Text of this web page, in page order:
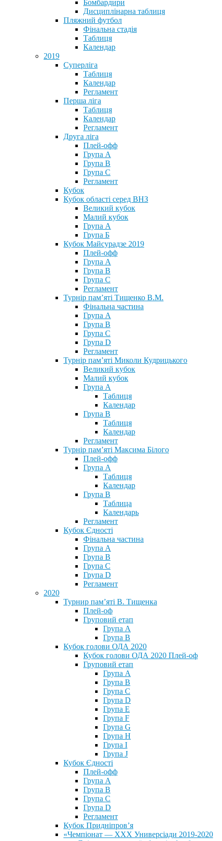
Бомбардири
Дисциплінарна таблиця
Пляжний футбол
Фінальна стадія
Таблиця
Календар
2019
Суперліга
Таблиця
Календар
Регламент
Перша ліга
Таблиця
Календар
Регламент
Друга ліга
Плей-офф
Група А
Група В
Група С
Регламент
Кубок
Кубок області серед ВНЗ
Великий кубок
Малий кубок
Група А
Група Б
Кубок Майсурадзе 2019
Плей-офф
Група А
Група В
Група С
Регламент
Турнір пам’яті Тищенко В.М.
Фінальна частина
Група А
Група В
Група С
Група D
Регламент
Турнір пам’яті Миколи Кудрицького
Великий кубок
Малий кубок
Група А
Таблиця
Календар
Група В
Таблиця
Календар
Регламент
Турнір пам’яті Максима Білого
Плей-офф
Група А
Таблиця
Календар
Група В
Таблица
Календарь
Регламент
Кубок Єдності
Фінальна частина
Група А
Група В
Група С
Група D
Регламент
2020
Турнир пам’яті В. Тищенка
Плей-оф
Груповий етап
Група А
Група В
Кубок голови ОДА 2020
Кубок голови ОДА 2020 Плей-оф
Груповий етап
Група A
Група B
Група C
Група D
Група E
Група F
Група G
Група H
Група I
Група J
Кубок Єдності
Плей-офф
Група А
Група В
Група С
Група D
Регламент
Кубок Придніпров’я
«Чемпіонат — ХХХ Универсіади 2019-2020